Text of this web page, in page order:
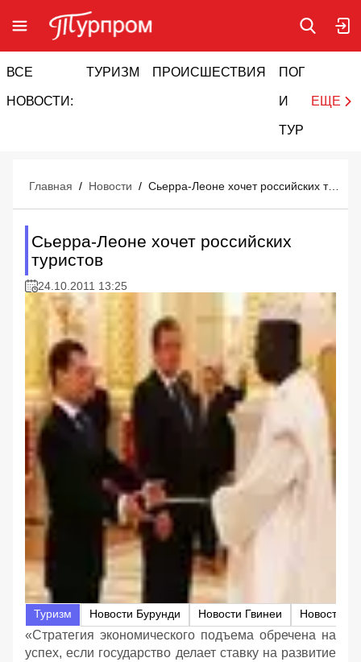
ВСЕ
НОВОСТИ:
ТУРИЗМ ПРОИСШЕСТВИЯ ПОГОДА
И
ТУРИЗМ
ЕЩЕ
Главная / Новости / Сьерра-Леоне хочет российских туристов
Сьерра-Леоне хочет российских
туристов
24.10.2011 13:25
Туризм Новости Бурунди Новости Гвинеи
«Стратегия экономического подъема обречена на
успех, если государство делает ставку на развитие